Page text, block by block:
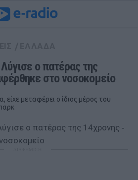
ο πατέρας της
στο νοσοκομείο
είχε μεταφέρει ο ίδιος μέρος του